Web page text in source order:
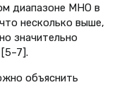
диапазоне МНО в
несколько выше,
значительно
объяснить